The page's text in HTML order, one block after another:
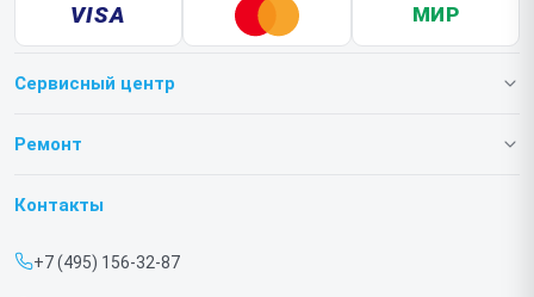
VISA МИР
Сервисный центр
О нашем сервисе
Срочный ремонт
Ремонт
Роботов-пылесосов
Контакты
+7 (495) 156-32-87